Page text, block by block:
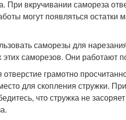
При вкручивании самореза
могут появляться остатки
саморезы для
саморезов. Они работают
грамотно
для скопления стружки.
что стружка не